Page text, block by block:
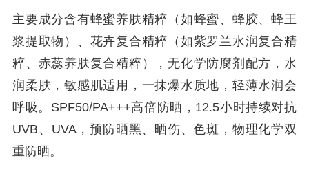
主要成分含有蜂蜜养肤精粹（如蜂蜜、蜂胶、蜂王
浆提取物）、花卉复合精粹（如紫罗兰水润复合精
粹、赤蕊养肤复合精粹），无化学防腐剂配方，水
润柔肤，敏感肌适用，一抹爆水质地，轻薄水润会
呼吸。SPF50/PA+++高倍防晒，12.5小时持续对抗
UVB、UVA，预防晒黑、晒伤、色斑，物理化学双
重防晒。